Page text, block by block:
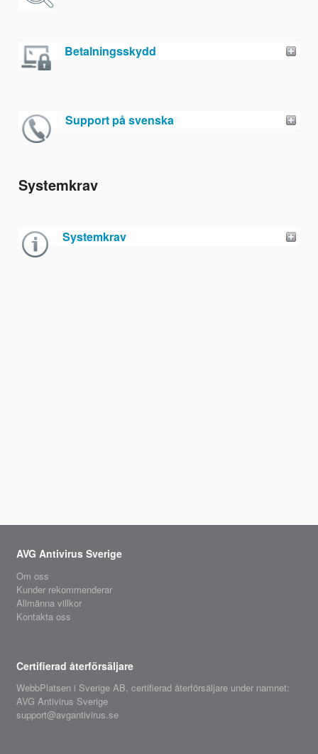
Betalningsskydd
Support på svenska
Systemkrav
Systemkrav
AVG Antivirus Sverige
Om oss
Kunder rekommenderar
Allmänna villkor
Kontakta oss
Certifierad återförsäljare
WebbPlatsen i Sverige AB, certifierad återförsäljareunder namnet:
AVG Antivirus Sverige
support@avgantivirus.se